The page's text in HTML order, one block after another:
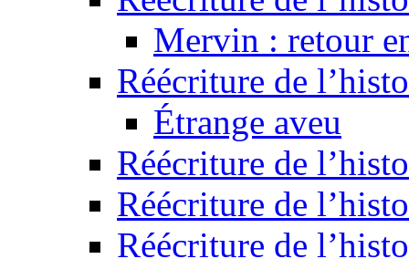
Mervin : retour
Réécriture de
Étrange aveu
Réécriture de
Réécriture de
Réécriture de